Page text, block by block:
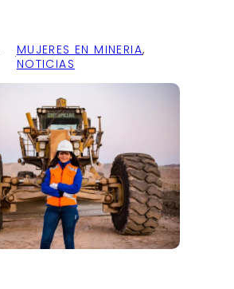
·MUJERES EN MINERIA
NOTICIAS